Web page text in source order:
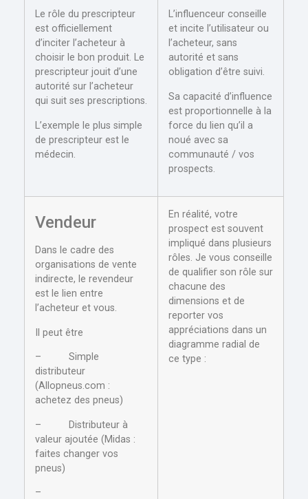
Le rôle du prescripteur
est officiellement
d’inciter l’acheteur à
choisir le bon produit. Le
prescripteur jouit d’une
autorité sur l’acheteur
qui suit ses prescriptions.
L’exemple le plus simple
de prescripteur est le
médecin.
L’influenceur conseille
et incite l’utilisateur ou
l’acheteur, sans
autorité et sans
obligation d’être suivi.
Sa capacité d’influence
est proportionnelle à la
force du lien qu’il a
noué avec sa
communauté / vos
prospects.
Vendeur
Dans le cadre des
organisations de vente
indirecte, le revendeur
est le lien entre
l’acheteur et vous.
Il peut être
– Simple
distributeur
(Allopneus.com :
achetez des pneus)
– Distributeur à
valeur ajoutée (Midas :
faites changer vos
pneus)
–
En réalité, votre
prospect est souvent
impliqué dans plusieurs
rôles. Je vous conseille
de qualifier son rôle sur
chacune des
dimensions et de
reporter vos
appréciations dans un
diagramme radial de
ce type :